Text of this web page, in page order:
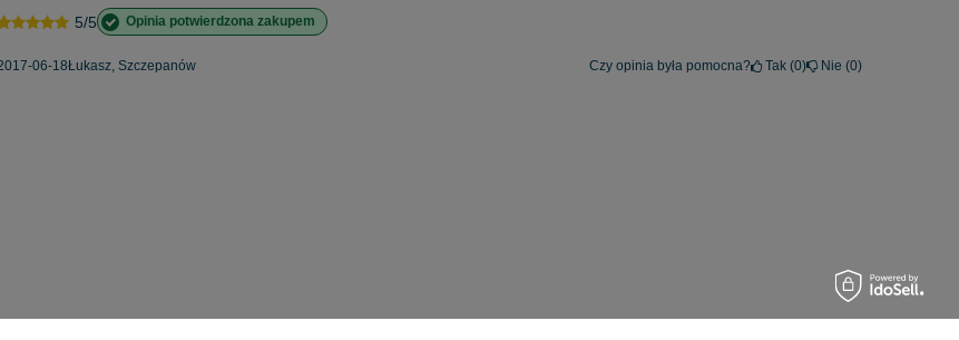
5/5 Opinia potwierdzona zakupem
06-18Łukasz, Szczepanów Czy opinia była pomocna? Tak 0 Nie 0